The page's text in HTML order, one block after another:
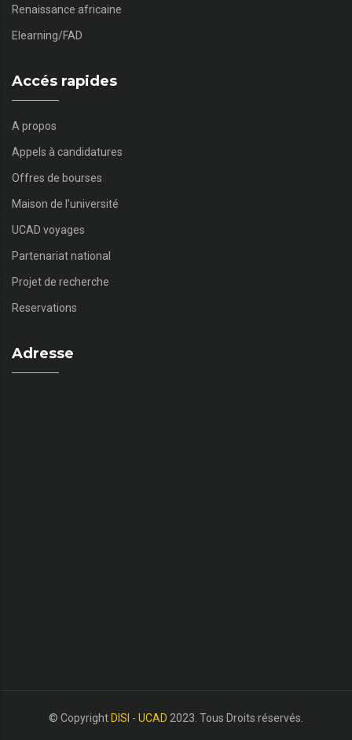
Renaissance africaine
Elearning/FAD
Accés rapides
A propos
Appels à candidatures
Offres de bourses
Maison de l’université
UCAD voyages
Partenariat national
Projet de recherche
Reservations
Adresse
© Copyright DISI - UCAD 2023. Tous Droits réservés.